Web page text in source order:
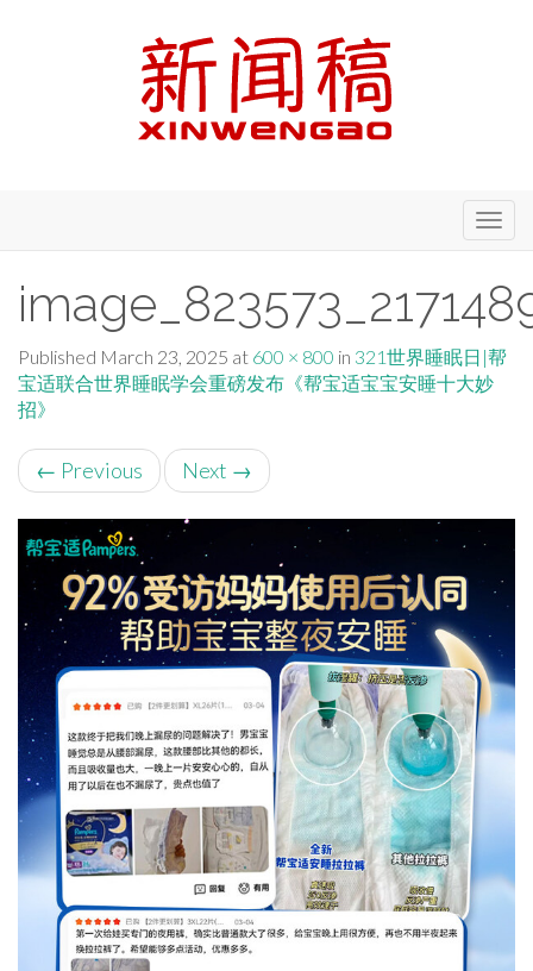
Menu
Published March 23, 2025 at 600 × 800 in 321世界睡眠日|帮
宝适联合世界睡眠学会重磅发布《帮宝适宝宝安睡十大妙
招》
← Previous Next →